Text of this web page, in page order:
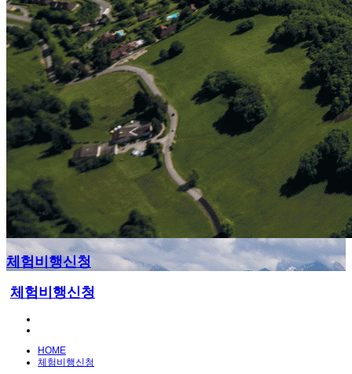
체험비행신청
체험비행신청
HOME
체험비행신청